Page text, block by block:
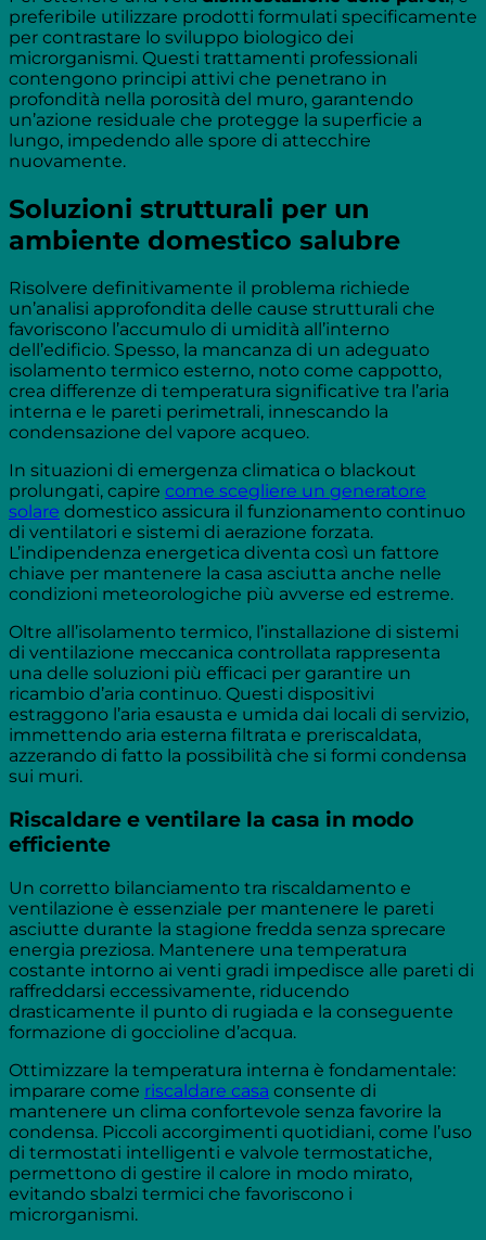
preferibile utilizzare prodotti formulati specificamente
per contrastare lo sviluppo biologico dei
microrganismi. Questi trattamenti professionali
contengono principi attivi che penetrano in
profondità nella porosità del muro, garantendo
un’azione residuale che protegge la superficie a
lungo, impedendo alle spore di attecchire
nuovamente.
Soluzioni strutturali per un
ambiente domestico salubre
Risolvere definitivamente il problema richiede
un’analisi approfondita delle cause strutturali che
favoriscono l’accumulo di umidità all’interno
dell’edificio. Spesso, la mancanza di un adeguato
isolamento termico esterno, noto come cappotto,
crea differenze di temperatura significative tra l’aria
interna e le pareti perimetrali, innescando la
condensazione del vapore acqueo.
In situazioni di emergenza climatica o blackout
prolungati, capire come scegliere un generatore
solare domestico assicura il funzionamento continuo
di ventilatori e sistemi di aerazione forzata.
L’indipendenza energetica diventa così un fattore
chiave per mantenere la casa asciutta anche nelle
condizioni meteorologiche più avverse ed estreme.
Oltre all’isolamento termico, l’installazione di sistemi
di ventilazione meccanica controllata rappresenta
una delle soluzioni più efficaci per garantire un
ricambio d’aria continuo. Questi dispositivi
estraggono l’aria esausta e umida dai locali di servizio,
immettendo aria esterna filtrata e preriscaldata,
azzerando di fatto la possibilità che si formi condensa
sui muri.
Riscaldare e ventilare la casa in modo
efficiente
Un corretto bilanciamento tra riscaldamento e
ventilazione è essenziale per mantenere le pareti
asciutte durante la stagione fredda senza sprecare
energia preziosa. Mantenere una temperatura
costante intorno ai venti gradi impedisce alle pareti di
raffreddarsi eccessivamente, riducendo
drasticamente il punto di rugiada e la conseguente
formazione di goccioline d’acqua.
Ottimizzare la temperatura interna è fondamentale:
imparare come riscaldare casa consente di
mantenere un clima confortevole senza favorire la
condensa. Piccoli accorgimenti quotidiani, come l’uso
di termostati intelligenti e valvole termostatiche,
permettono di gestire il calore in modo mirato,
evitando sbalzi termici che favoriscono i
microrganismi.